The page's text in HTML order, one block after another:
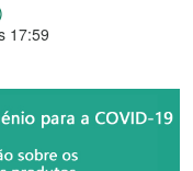
17:59